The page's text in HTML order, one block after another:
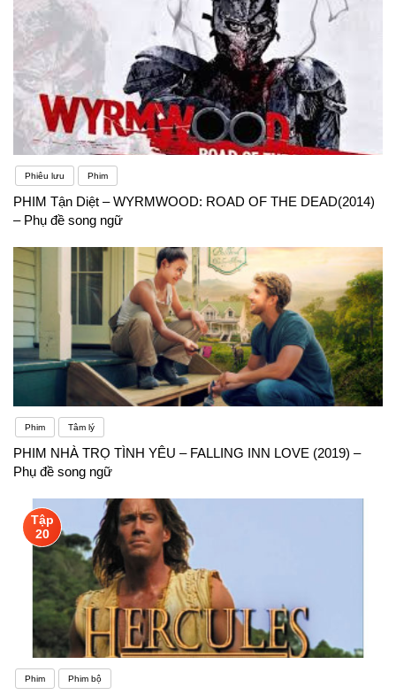
Phiêu lưu Phim
PHIM Tận Diệt – WYRMWOOD: ROAD OF THE DEAD(2014)
– Phụ đề song ngữ
Phim Tâm lý
PHIM NHÀ TRỌ TÌNH YÊU – FALLING INN LOVE (2019) –
Phụ đề song ngữ
Tập
20
Phim Phim bộ